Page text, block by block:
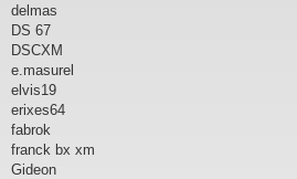
delmas
DS 67
DSCXM
e.masurel
elvis19
erixes64
fabrok
franck bx xm
Gideon